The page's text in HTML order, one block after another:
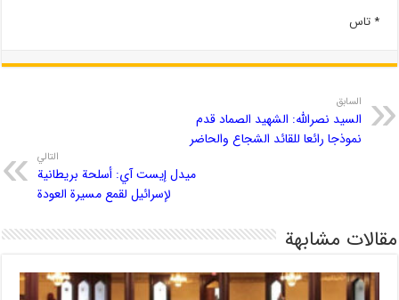
* تاس
السابق
السيد نصرالله: الشهيد الصماد قدم
نموذجا رائعا للقائد الشجاع والحاضر
التالي
ميدل إيست آي: أسلحة بريطانية
لإسرائيل لقمع مسيرة العودة
مقالات مشابهة